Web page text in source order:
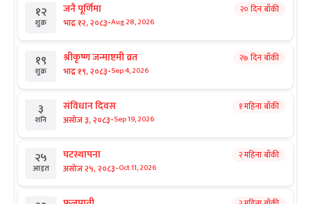
१२
शुक्र
जनै पूर्णिमा
भाद्र १२, २०८३-Aug 28, 2026
२० दिन बाँकी
१९
शुक्र
श्रीकृष्ण जन्माष्टमी व्रत
भाद्र १९, २०८३-Sep 4, 2026
२७ दिन बाँकी
३
शनि
संविधान दिवस
असोज ३, २०८३-Sep 19, 2026
१ महिना बाँकी
२५
आइत
घटस्थापना
असोज २५, २०८३-Oct 11, 2026
२ महिना बाँकी